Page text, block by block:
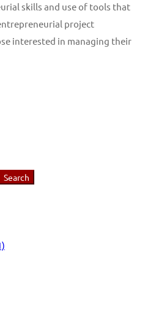
skills and use of tools that
project
interested in managing their
Search